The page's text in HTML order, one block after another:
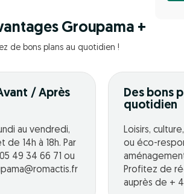
Groupama +
de bons plans au quotidien !
/ Après
au vendredi,
de 14h à 18h. Par
49 34 66 71 ou
Des bons
quotidien
Loisirs,
ou éco-
Profitez de
auprès de +